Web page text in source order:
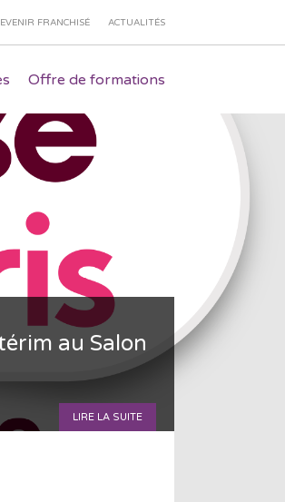
FRANCHISÉ ACTUALITÉS
Offre de formations
au Salon
LIRE LA SUITE